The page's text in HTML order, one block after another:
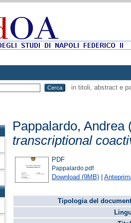
in titoli, abstract e
Pappalardo, Andrea
transcriptional
PDF
Pappalardo.pdf
Download (9MB) |
Tipologia del